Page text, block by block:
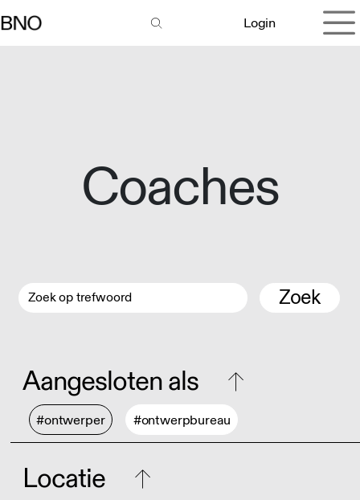
Login
Coaches
Zoek
Aangesloten als
#ontwerper #ontwerpbureau
Locatie